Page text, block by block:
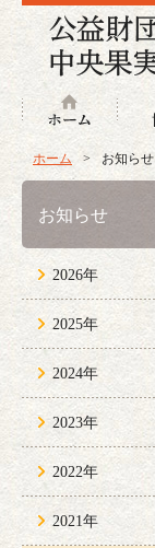
ホーム > お知らせ
お知らせ
2026年
2025年
2024年
2023年
2022年
2021年